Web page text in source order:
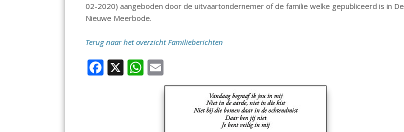
02-2020) aangeboden door de uitvaartondernemer of de familie welke gepubliceerd is in De
Nieuwe Meerbode.
Terug naar het overzicht Familieberichten
F
ac
X W
h m